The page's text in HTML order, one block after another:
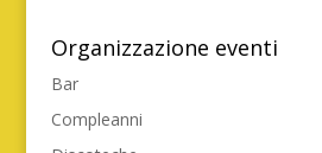
Organizzazione eventi
Bar
Compleanni